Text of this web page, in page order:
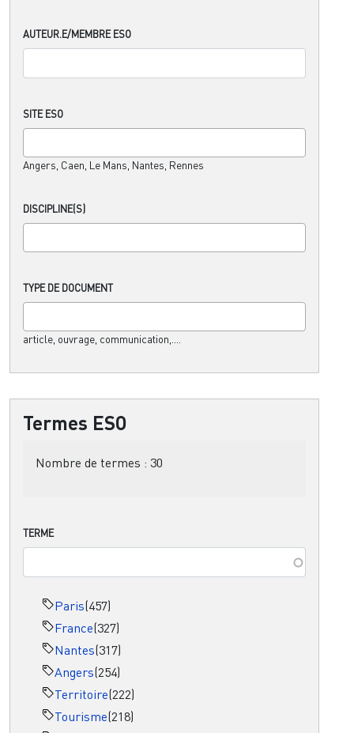
AUTEUR.E/MEMBRE ESO
SITE ESO
Angers, Caen, Le Mans, Nantes, Rennes
DISCIPLINE(S)
TYPE DE DOCUMENT
article, ouvrage, communication,....
Termes ESO
Nombre de termes : 30
TERME
Paris(457)
France(327)
Nantes(317)
Angers(254)
Territoire(222)
Tourisme(218)